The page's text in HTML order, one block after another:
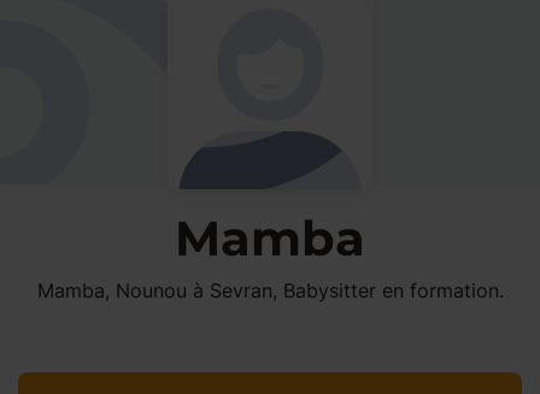
Mamba
Mamba, Nounou à Sevran, Babysitter en formation.